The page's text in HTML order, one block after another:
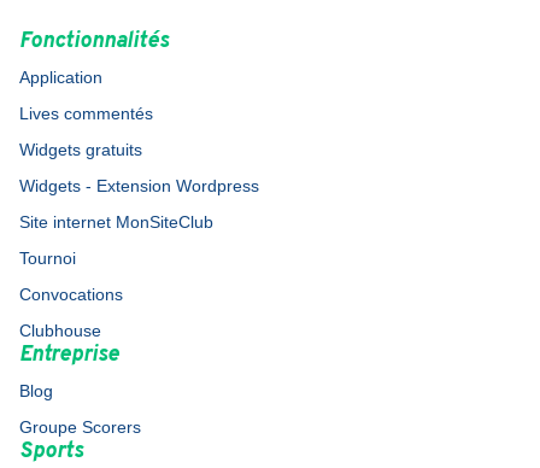
Fonctionnalités
Application
Lives commentés
Widgets gratuits
Widgets - Extension Wordpress
Site internet MonSiteClub
Tournoi
Convocations
Clubhouse
Entreprise
Blog
Groupe Scorers
Sports